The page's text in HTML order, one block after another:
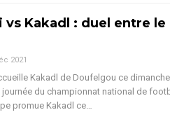
vs Kakadl : duel entre
2021
Kakadl de Doufelgou ce
journée du championnat national de
promue Kakadl ce…